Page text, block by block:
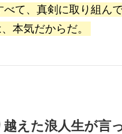
べて、真剣に取り組ん
本気だからだ。
えた浪人生が言